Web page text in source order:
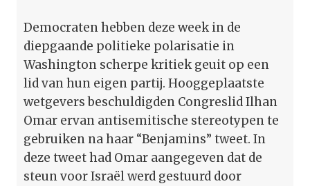
Democraten hebben deze week in de
diepgaande politieke polarisatie in
Washington scherpe kritiek geuit op een
lid van hun eigen partij. Hooggeplaatste
wetgevers beschuldigden Congreslid Ilhan
Omar ervan antisemitische stereotypen te
gebruiken na haar “Benjamins” tweet. In
deze tweet had Omar aangegeven dat de
steun voor Israël werd gestuurd door